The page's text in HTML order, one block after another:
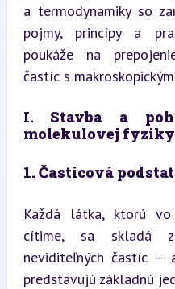
a termodynamiky so
pojmy, princípy a
poukáže na
častíc s
I. Stavba a
molekulovej fyziky
1. Časticová
Každá látka, ktorú
cítime, sa skladá z
neviditeľných častíc –
predstavujú základnú